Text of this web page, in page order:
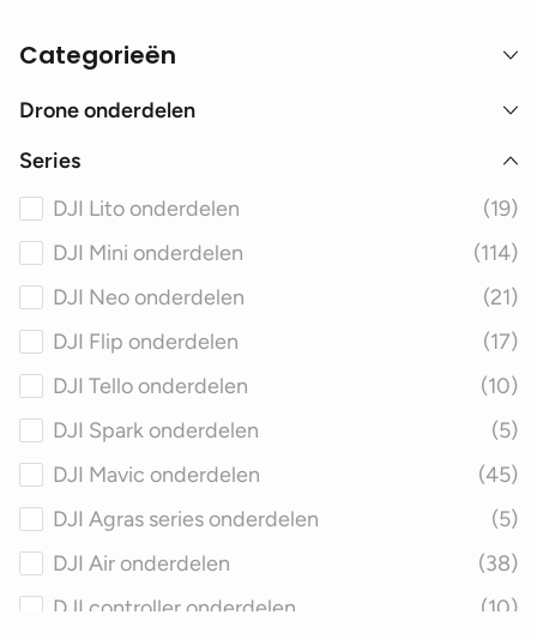
Categorieën
Drone onderdelen
Series
DJI Lito onderdelen
(19)
DJI Mini onderdelen
(114)
DJI Neo onderdelen
(21)
DJI Flip onderdelen
(17)
DJI Tello onderdelen
(10)
DJI Spark onderdelen
(5)
DJI Mavic onderdelen
(45)
DJI Agras series onderdelen
(5)
DJI Air onderdelen
(38)
DJI controller onderdelen
(10)